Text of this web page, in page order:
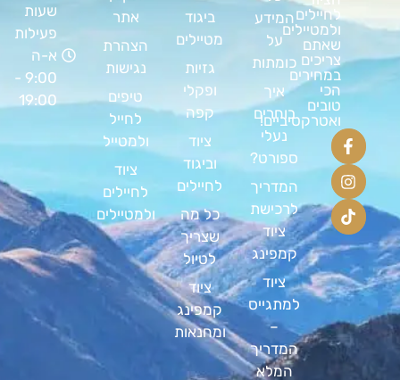
לחיילים
ולמטיילים
שאתם
צריכים
במחירים
הכי
טובים
ואטרקטיביים!
המידע
על
כומתות
איך
בוחרים
ספורט?
המדריך
לרכישת
ציוד
קמפינג
ציוד
למתגייס
המדריך
המלא
ביגוד
מטיילים
גזיות
ופקלי
קפה
וביגוד
לחיילים
כל מה
שצריך
לטיול
ציוד
קמפינג
ומחנאות
הצהרת
נגישות
טיפים
לחייל
ולמטייל
לחיילים
ולמטיילים
שעות
פעילות
א-ה
9:00 -
19:00